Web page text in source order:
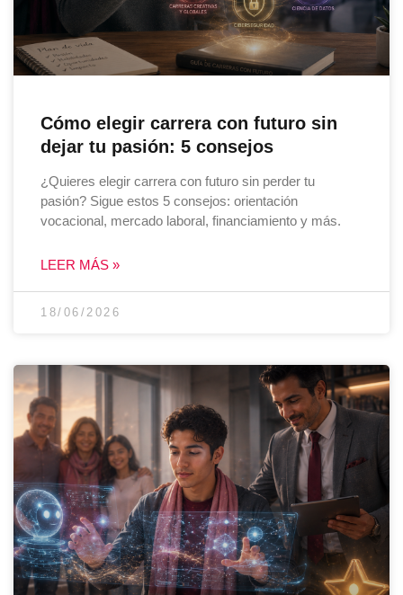
Cómo elegir carrera con futuro sin
dejar tu pasión: 5 consejos
¿Quieres elegir carrera con futuro sin perder tu
pasión? Sigue estos 5 consejos: orientación
vocacional, mercado laboral, financiamiento y más.
LEER MÁS »
18/06/2026